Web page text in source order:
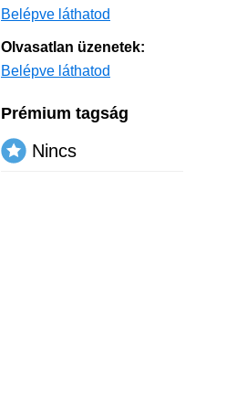
Belépve láthatod
Olvasatlan üzenetek:
Belépve láthatod
Prémium tagság
Nincs